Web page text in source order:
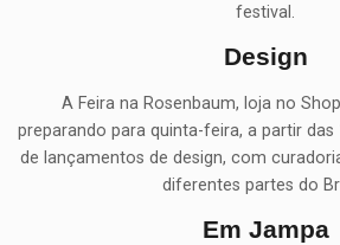
festival.
Design
A Feira na Rosenbaum, loja no
preparando para quinta-feira, a partir das
de lançamentos de design, com
diferentes partes do
Em Jampa